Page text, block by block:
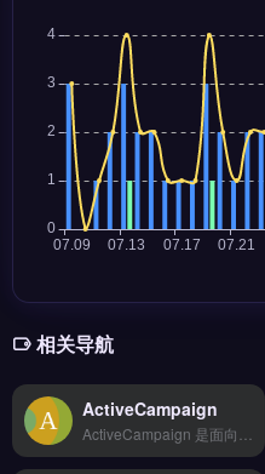
相关导航
ActiveCampaign